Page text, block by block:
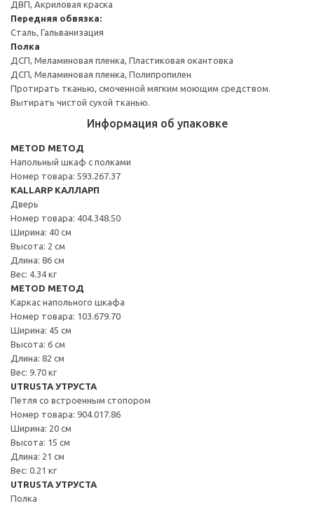
ДВП, Акриловая краска
Передняя обвязка:
Сталь, Гальванизация
Полка
ДСП, Меламиновая пленка, Пластиковая окантовка
ДСП, Меламиновая пленка, Полипропилен
Протирать тканью, смоченной мягким моющим средством.
Вытирать чистой сухой тканью.
Информация об упаковке
METOD МЕТОД
Напольный шкаф с полками
Номер товара: 593.267.37
KALLARP КАЛЛАРП
Дверь
Номер товара: 404.348.50
Ширина: 40 см
Высота: 2 см
Длина: 86 см
Вес: 4.34 кг
METOD МЕТОД
Каркас напольного шкафа
Номер товара: 103.679.70
Ширина: 45 см
Высота: 6 см
Длина: 82 см
Вес: 9.70 кг
UTRUSTA УТРУСТА
Петля со встроенным стопором
Номер товара: 904.017.86
Ширина: 20 см
Высота: 15 см
Длина: 21 см
Вес: 0.21 кг
UTRUSTA УТРУСТА
Полка